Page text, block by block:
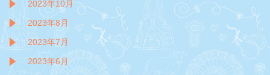
2023年10月
2023年8月
2023年7月
2023年6月